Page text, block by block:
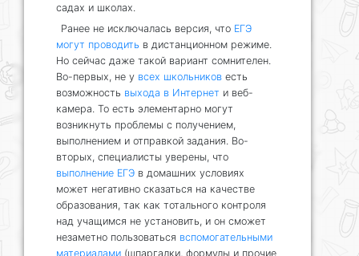
садах и школах.
Ранее не исключалась версия, что ЕГЭ
могут проводить в дистанционном режиме.
Но сейчас даже такой вариант сомнителен.
Во-первых, не у всех школьников есть
возможность выхода в Интернет и веб-
камера. То есть элементарно могут
возникнуть проблемы с получением,
выполнением и отправкой задания. Во-
вторых, специалисты уверены, что
выполнение ЕГЭ в домашних условиях
может негативно сказаться на качестве
образования, так как тотального контроля
над учащимся не установить, и он сможет
незаметно пользоваться вспомогательными
материалами (шпаргалки, формулы и прочие